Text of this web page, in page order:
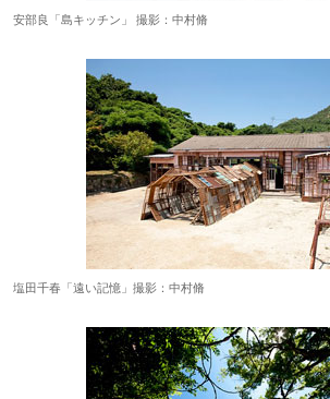
安部良「島キッチン」 撮影：中村脩
塩田千春「遠い記憶」撮影：中村脩